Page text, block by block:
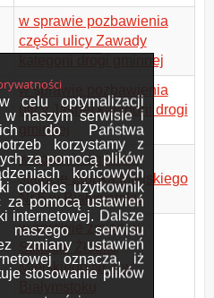
celu optymalizacji
w naszym serwisie i
ich do Państwa
korzystamy z
za pomocą plików
końcowych
cookies użytkownik
za pomocą ustawień
internetowej. Dalsze
serwisu
zmiany ustawień
oznacza, iż
stosowanie plików
w sprawie pozbawienia
części ulicy Zawady
kategorii drogi gminnej
w sprawie pozbawienia
ulicy Jasnej kategorii drogi
gminnej
w sprawie zmian w
statucie Żłobka Miejskiego
Nr 5 w Białymstoku
w sprawie zmian w
Statucie Żłobka
Miejskiego Nr 4 w